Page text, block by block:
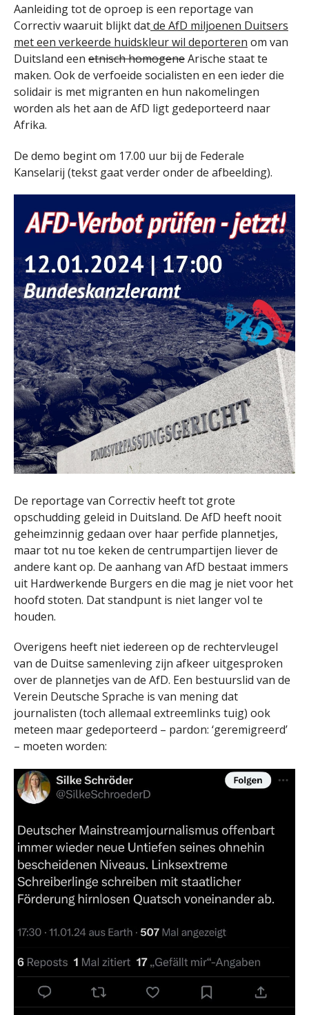
Aanleiding tot de oproep is een reportage van
Correctiv waaruit blijkt datde AfD miljoenen Duitsers
met een verkeerde huidskleur wil deporteren om van
Duitsland een etnisch homogeneArische staat te
maken. Ook de verfoeide socialisten en een ieder die
solidair is met migranten en hun nakomelingen
worden als het aan de AfD ligt gedeporteerd naar
Afrika.
De demo begint om 17.00 uur bij de Federale
Kanselarij (tekst gaat verder onder de afbeelding).
De reportage van Correctiv heeft tot grote
opschudding geleid in Duitsland. De AfD heeft nooit
geheimzinnig gedaan over haar perfide plannetjes,
maar tot nu toe keken de centrumpartijen liever de
andere kant op. De aanhang van AfD bestaat immers
uit Hardwerkende Burgers en die mag je niet voor het
hoofd stoten. Dat standpunt is niet langer vol te
houden.
Overigens heeft niet iedereen op de rechtervleugel
van de Duitse samenleving zijn afkeer uitgesproken
over de plannetjes van de AfD. Een bestuurslid van de
Verein Deutsche Sprache is van mening dat
journalisten (toch allemaal extreemlinks tuig) ook
meteen maar gedeporteerd – pardon: ‘geremigreerd’
– moeten worden: